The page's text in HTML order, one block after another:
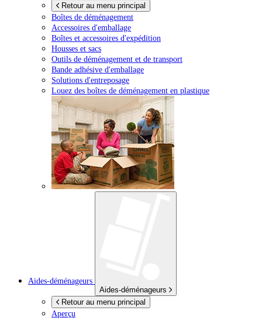
Retour au menu principal
Boîtes de déménagement
Accessoires d'emballage
Boîtes et accessoires d'expédition
Housses et sacs
Outils de déménagement et de transport
Bande adhésive d'emballage
Solutions d'entreposage
Louez des boîtes de déménagement en plastique
Aides-déménageurs
Aides-déménageurs
Retour au menu principal
Aperçu